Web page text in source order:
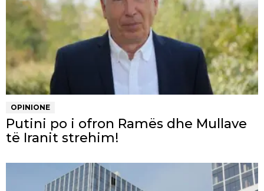
OPINIONE
Putini po i ofron Ramës dhe Mullave
të Iranit strehim!